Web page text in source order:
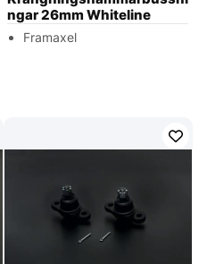
ngar 26mm Whiteline
Framaxel